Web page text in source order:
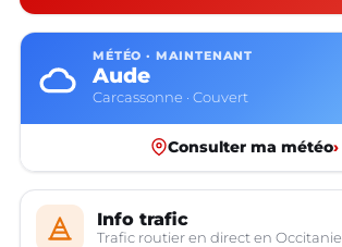
MÉTÉO · MAINTENANT
Aude
Carcassonne · Couvert
Consulter ma météo›
Info trafic
Trafic routier en direct en Occitanie